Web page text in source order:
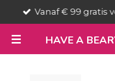
direct
naar
de
HAVE A
Vanaf € 99 gratis